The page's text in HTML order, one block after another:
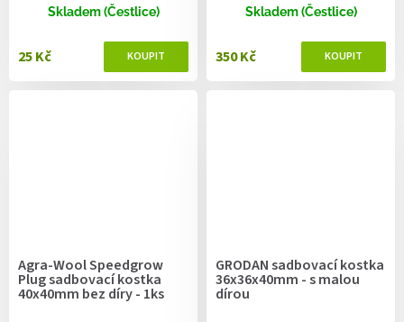
Skladem (Čestlice)
25 Kč
Skladem (Čestlice)
350 Kč
Agra-Wool Speedgrow
Plug sadbovací kostka
40x40mm bez díry - 1ks
GRODAN sadbovací kostka
36x36x40mm - s malou
dírou